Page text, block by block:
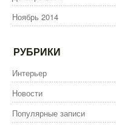
Ноябрь 2014
РУБРИКИ
Интерьер
Новости
Популярные записи